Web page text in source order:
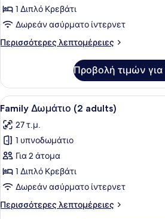
Family
Δίκλινο
Δωμάτιο
για
(1
adult)
1 Διπλό Κρεβάτι
Δωρεάν ασύρματο ίντερνετ
Περισσότερες λεπτομέρειες
Περισσότερες
Δίκλινο
Δωμάτιο
για
Μονόκλινη
Χρήση
(1
adult)
Προβολή τιμών για
Προβολή
όλων
των
φωτογραφιών
για
Family
Δωμάτιο
(2
adults)
Ένα
12
Family Δωμάτιο (2 adults)
27 τ.μ.
1 υπνοδωμάτιο
Για 2 άτομα
1 Διπλό Κρεβάτι
Δωρεάν ασύρματο ίντερνετ
Περισσότερες λεπτομέρειες
Περισσότερες